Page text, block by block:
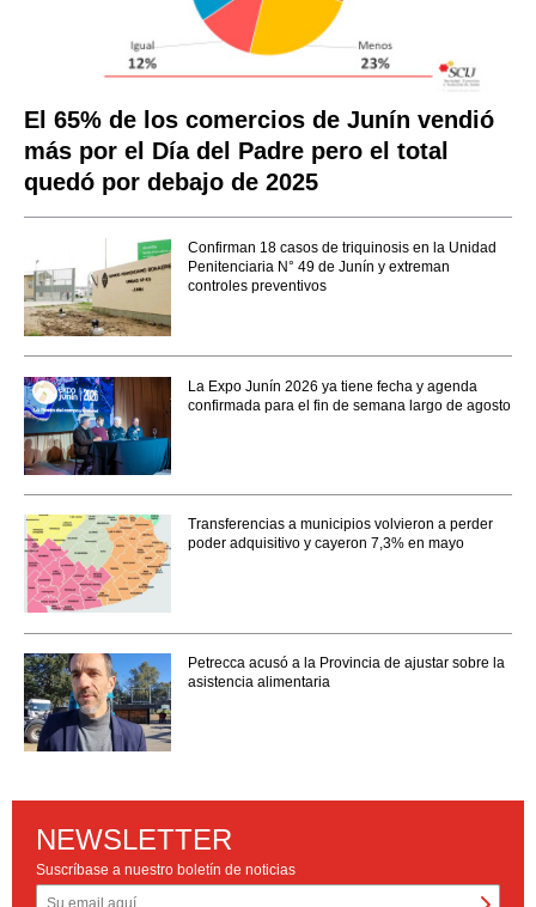
El 65% de los comercios de Junín vendió
más por el Día del Padre pero el total
quedó por debajo de 2025
Confirman 18 casos de triquinosis en la Unidad
Penitenciaria N° 49 de Junín y extreman
controles preventivos
La Expo Junín 2026 ya tiene fecha y agenda
confirmada para el fin de semana largo de agosto
Transferencias a municipios volvieron a perder
poder adquisitivo y cayeron 7,3% en mayo
Petrecca acusó a la Provincia de ajustar sobre la
asistencia alimentaria
NEWSLETTER
Suscríbase a nuestro boletín de noticias